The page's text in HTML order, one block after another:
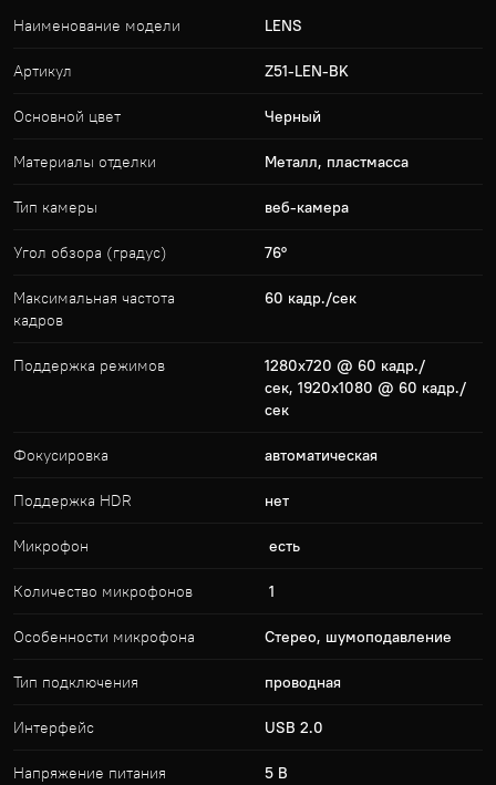
Наименование модели LENS
Артикул Z51-LEN-BK
Основной цвет Черный
Материалы отделки Металл, пластмасса
Тип камеры веб-камера
Угол обзора (градус) 76°
Максимальная частота
кадров
60 кадр./сек
Поддержка режимов
1280x720 @ 60 кадр./
сек, 1920x1080 @ 60 кадр./
сек
Фокусировка автоматическая
Поддержка HDR нет
Микрофон есть
Количество микрофонов 1
Особенности микрофона Стерео, шумоподавление
Тип подключения проводная
Интерфейс USB 2.0
Напряжение питания 5 В